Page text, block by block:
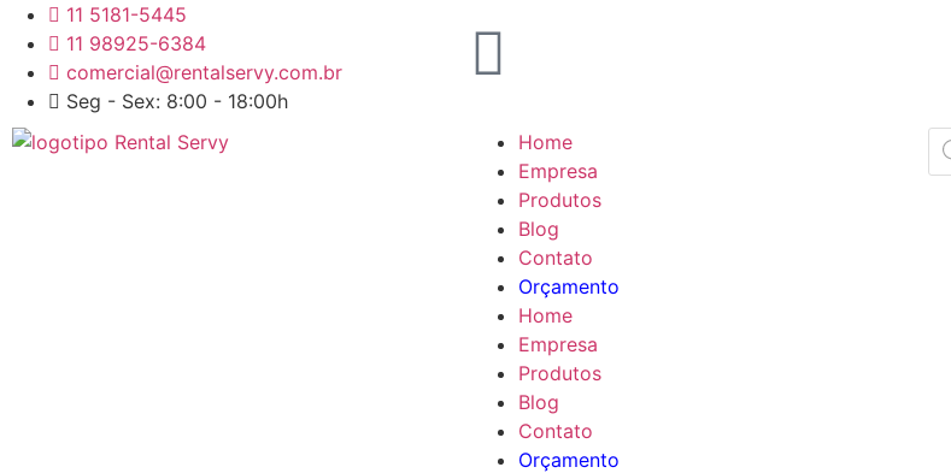
11 5181-5445
11 98925-6384
comercial@rentalservy.com.br
Seg - Sex: 8:00 - 18:00h
Home
Empresa
Produtos
Blog
Contato
Orçamento
Home
Empresa
Produtos
Blog
Contato
Orçamento